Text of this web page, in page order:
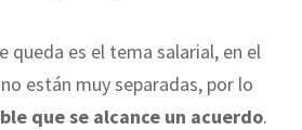
queda es el tema salarial, en el
están muy separadas, por lo
que se alcance un acuerdo.